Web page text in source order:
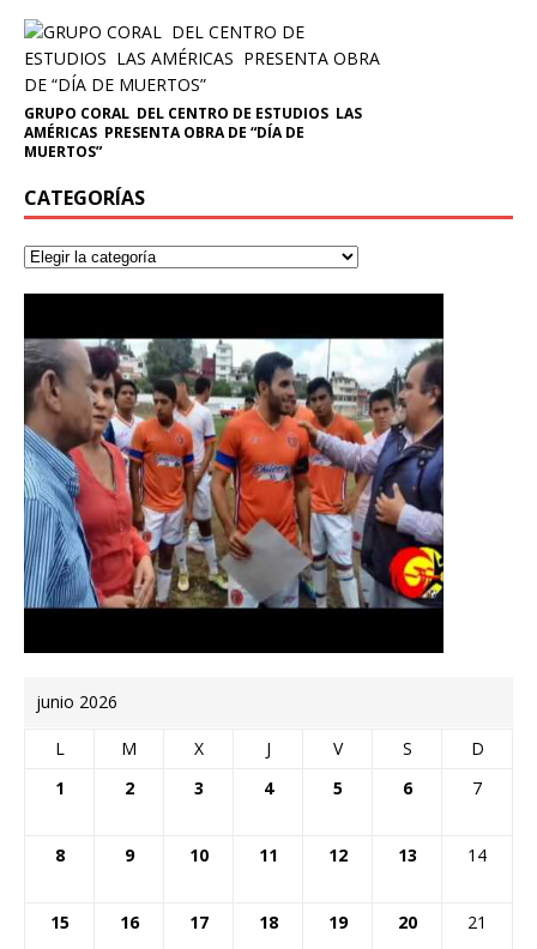
GRUPO CORAL DEL CENTRO DE ESTUDIOS LAS
AMÉRICAS PRESENTA OBRA DE “DÍA DE
MUERTOS”
CATEGORÍAS
junio 2026
L M X J V S
D
1
2 3 4 5 6 7
8 9 10 11 12 13 14
15 16 17 18 19 20 21